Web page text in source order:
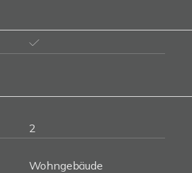
2
Wohngebäude